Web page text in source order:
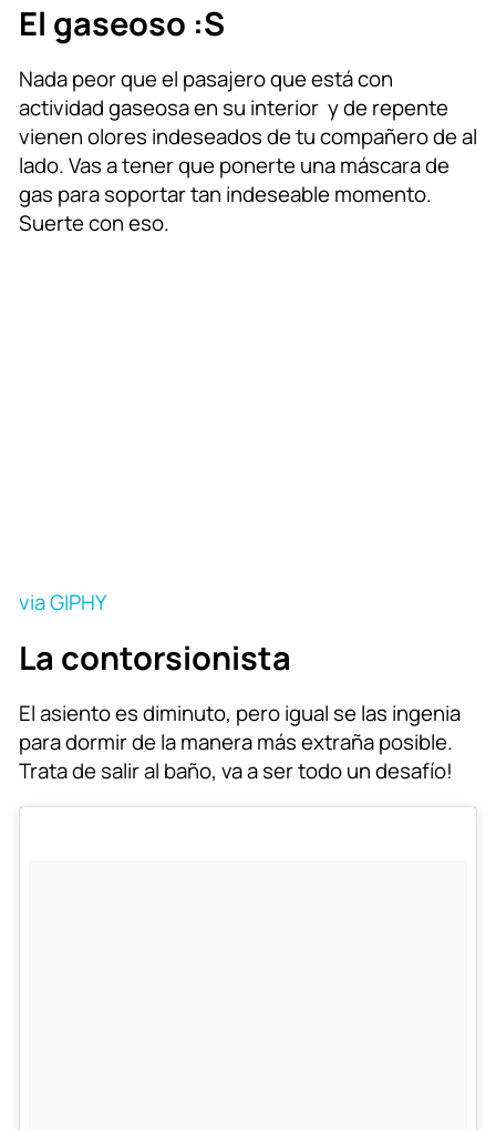
El gaseoso :S
Nada peor que el pasajero que está con
actividad gaseosa en su interior y de repente
vienen olores indeseados de tu compañero de al
lado. Vas a tener que ponerte una máscara de
gas para soportar tan indeseable momento.
Suerte con eso.
via GIPHY
La contorsionista
El asiento es diminuto, pero igual se las ingenia
para dormir de la manera más extraña posible.
Trata de salir al baño, va a ser todo un desafío!